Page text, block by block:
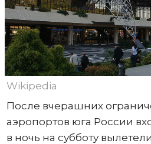
Wikipedia
После вчерашних
аэропортов юга России
в ночь на субботу